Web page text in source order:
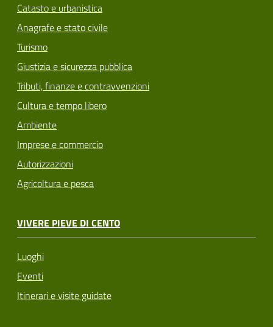
Catasto e urbanistica
Anagrafe e stato civile
Turismo
Giustizia e sicurezza pubblica
Tributi, finanze e contravvenzioni
Cultura e tempo libero
Ambiente
Imprese e commercio
Autorizzazioni
Agricoltura e pesca
VIVERE PIEVE DI CENTO
Luoghi
Eventi
Itinerari e visite guidate